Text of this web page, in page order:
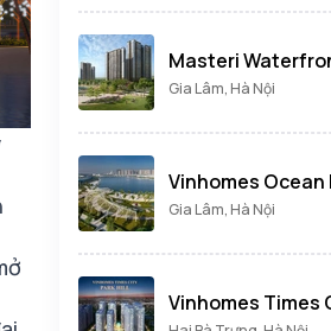
Masteri
Gia Lâm, Hà Nội
Vinhomes Ocean
Gia Lâm, Hà Nội
Vinhomes Times